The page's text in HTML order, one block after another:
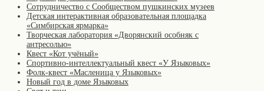
Сотрудничество с Сообществом пушкинских музеев
Детская интерактивная образовательная площадка
«Симбирская ярмарка»
Творческая лаборатория «Дворянский особняк с
антресолью»
Квест «Кот учёный»
Спортивно-интеллектуальный квест «У Языковых»
Фолк-квест «Масленица у Языковых»
Новый год в доме Языковых